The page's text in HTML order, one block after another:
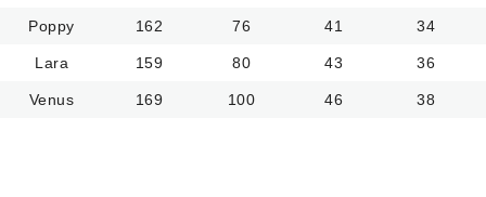
Poppy 162 76 41 34
Lara 159 80 43 36
Venus 169 100 46 38